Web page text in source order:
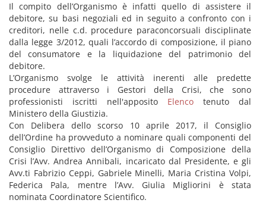
Il compito dell’Organismo è infatti quello di assistere il
debitore, su basi negoziali ed in seguito a confronto con i
creditori, nelle c.d. procedure paraconcorsuali disciplinate
dalla legge 3/2012, quali l’accordo di composizione, il piano
del consumatore e la liquidazione del patrimonio del
debitore.
L’Organismo svolge le attività inerenti alle predette
procedure attraverso i Gestori della Crisi, che sono
professionisti iscritti nell'apposito Elenco tenuto dal
Ministero della Giustizia.
Con Delibera dello scorso 10 aprile 2017, il Consiglio
dell’Ordine ha provveduto a nominare quali componenti del
Consiglio Direttivo dell’Organismo di Composizione della
Crisi l’Avv. Andrea Annibali, incaricato dal Presidente, e gli
Avv.ti Fabrizio Ceppi, Gabriele Minelli, Maria Cristina Volpi,
Federica Pala, mentre l’Avv. Giulia Migliorini è stata
nominata Coordinatore Scientifico.